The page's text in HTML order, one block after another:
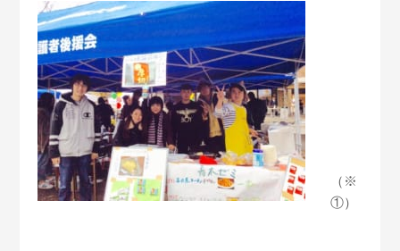
（※
①）